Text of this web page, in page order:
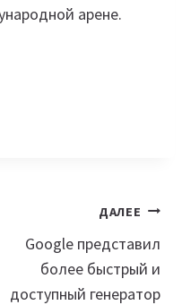
арене.
ДАЛЕЕ
Google представил
более быстрый и
доступный генератор